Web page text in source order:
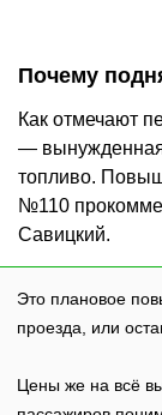
Почему
Как отмечают
— вынужденная
топливо.
№110
Савицкий.
Это плановое
проезда, или
Цены же на всё